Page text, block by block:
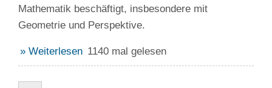
Mathematik beschäftigt, insbesondere mit
Geometrie und Perspektive.
» Weiterlesen 1140 mal gelesen